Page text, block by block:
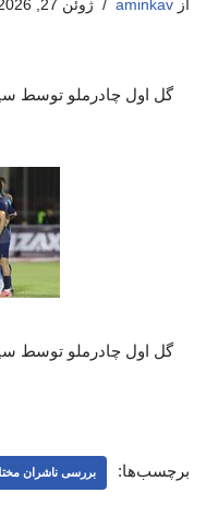
از aminkav ژوئن 27, 2026
برچسب‌ها: بررسی ناشران